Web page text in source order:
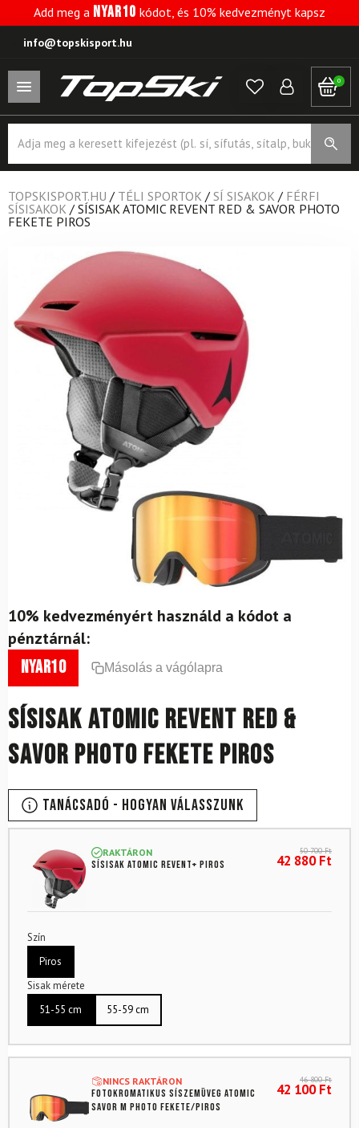
Add meg a NYAR10 kódot, és 10% kedvezményt kapsz
info@topskisport.hu
0
search
TOPSKISPORT.HU / TÉLI SPORTOK / SÍ SISAKOK / FÉRFI
SÍSISAKOK / SÍSISAK ATOMIC REVENT RED & SAVOR PHOTO
FEKETE PIROS
10% kedvezményért használd a kódot a
pénztárnál:
nyar10 Másolás a vágólapra
Sísisak ATOMIC Revent Red &
Savor Photo Fekete Piros
Tanácsadó - Hogyan válasszunk
RAKTÁRON
Sísisak ATOMIC Revent+ Piros
50 700Ft
42 880Ft
Szín
Piros
Sisak mérete
51-55 cm
55-59 cm
NINCS RAKTÁRON
Fotokromatikus síszemüveg ATOMIC
Savor M Photo Fekete/piros
46 800Ft
42 100Ft